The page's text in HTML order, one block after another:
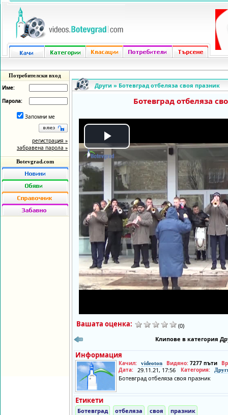
Потребителски вход
Име:
Парола:
Запомни ме
регистрация »
забравена парола »
Botevgrad.com
Други » Ботевград отбеляза своя празник
Ботевград отбеляза
Play
Video
Вашата оценка:
(0)
Клипове в категория
Информация
Качил: videoton Видяно: 7277 пъти
Дата: 29.11.21, 17:56 Категория:
Ботевград отбеляза своя празник
Етикети
Ботевград отбеляза своя празник